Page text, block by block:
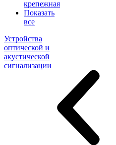
крепежная
Показать
все
Устройства
оптической и
акустической
сигнализации